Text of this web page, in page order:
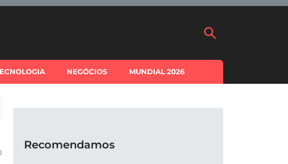
NEGÓCIOS MUNDIAL 2026
Recomendamos